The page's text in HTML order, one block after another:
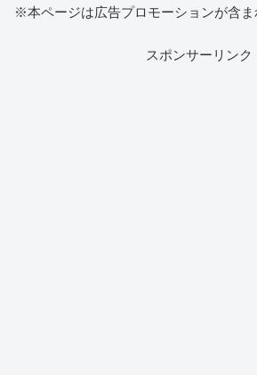
※本ページは広告プロモーションが含ま
スポンサーリンク